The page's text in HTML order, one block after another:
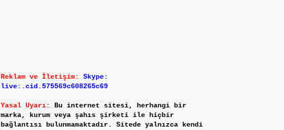
Reklam ve İletişim:
Skype:
live:.cid.575569c608265c69
Yasal Uyarı:
Bu internet sitesi, herhangi bir
marka, kurum veya şahıs şirketi ile hiçbir
bağlantısı bulunmamaktadır. Sitede yalnızca kendi